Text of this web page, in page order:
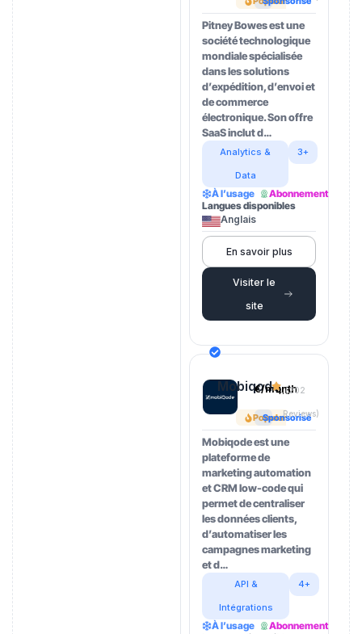
Pitney Bowes est une
société technologique
mondiale spécialisée
dans les solutions
d’expédition, d’envoi et
de commerce
électronique. Son offre
SaaS inclut d…
Analytics &
Data
3+
À l’usage
Abonnement
Langues disponibles
Anglais
En savoir plus
Visiter le
site
Mobiqode
Popular
Sponsorisé
€/month
4.5(202
Reviews)
Mobiqode est une
plateforme de
marketing automation
et CRM low-code qui
permet de centraliser
les données clients,
d’automatiser les
campagnes marketing
et d…
API &
Intégrations
4+
À l’usage
Abonnement